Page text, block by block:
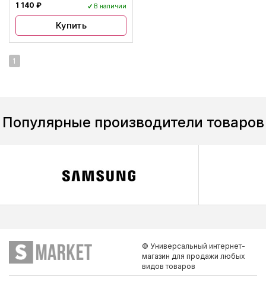
1 140 ₽ В наличии
Купить
1
Популярные производители товаров
© Универсальный интернет-
магазин для продажи любых
видов товаров